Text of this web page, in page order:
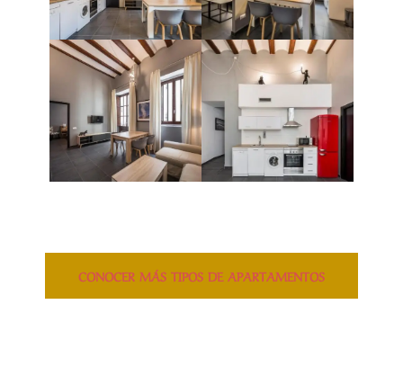
CONOCER MÁS TIPOS DE APARTAMENTOS